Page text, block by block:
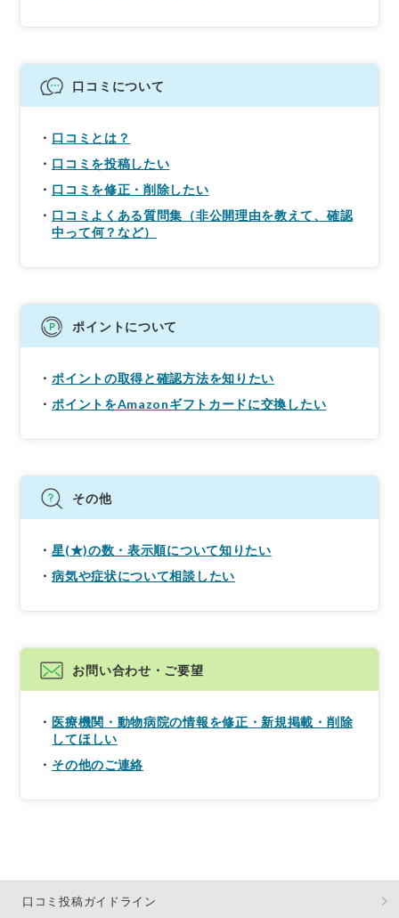
口コミについて
口コミとは？
口コミを投稿したい
口コミを修正・削除したい
口コミよくある質問集（非公開理由を教えて、確認
中って何？など）
ポイントについて
ポイントの取得と確認方法を知りたい
ポイントをAmazonギフトカードに交換したい
その他
星(★)の数・表示順について知りたい
病気や症状について相談したい
お問い合わせ・ご要望
医療機関・動物病院の情報を修正・新規掲載・削除
してほしい
その他のご連絡
口コミ投稿ガイドライン